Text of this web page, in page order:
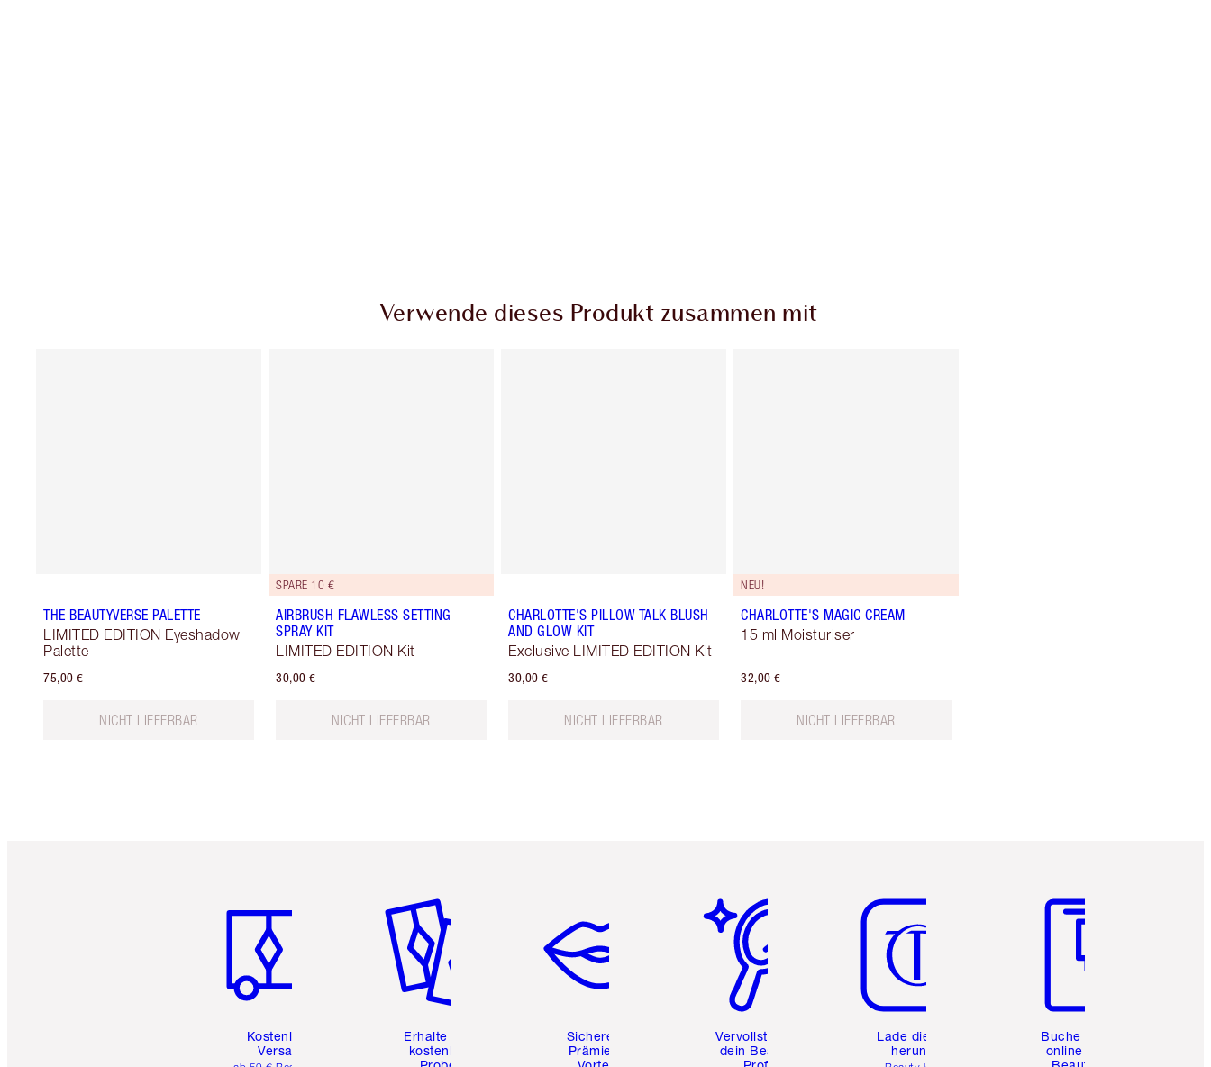
Verwende dieses Produkt zusammen mit
THE BEAUTYVERSE PALETTE
LIMITED EDITION Eyeshadow
Palette
75,00 €
NICHT LIEFERBAR
SPARE 10 €
AIRBRUSH FLAWLESS SETTING
SPRAY KIT
LIMITED EDITION Kit
30,00 €
NICHT LIEFERBAR
CHARLOTTE'S PILLOW TALK BLUSH
AND GLOW KIT
Exclusive LIMITED EDITION Kit
30,00 €
NICHT LIEFERBAR
NEU!
CHARLOTTE'S MAGIC CREAM
15 ml Moisturiser
32,00 €
NICHT LIEFERBAR
Kostenloser
Versand
Erhalte zwei
kostenlose
Sichere dir
Prämien &
Vervollständige
dein Beauty-
Lade die App
herunter
Buche eine
online 1:1